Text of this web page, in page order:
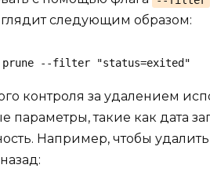
следующим образом:
prune --filter "status=exited"
контроля за удалением
параметры, такие как дата
Например, чтобы